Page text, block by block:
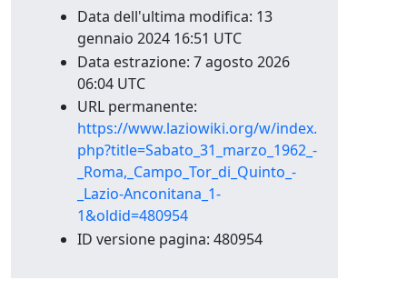
Data dell'ultima modifica: 13
gennaio 2024 16:51 UTC
Data estrazione: 7 agosto 2026
06:04 UTC
URL permanente:
https://www.laziowiki.org/w/index.
php?title=Sabato_31_marzo_1962_-
_Roma,_Campo_Tor_di_Quinto_-
_Lazio-Anconitana_1-
1&oldid=480954
ID versione pagina: 480954